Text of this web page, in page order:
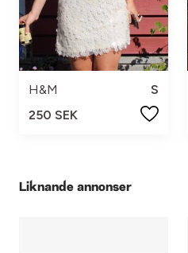
H&M
S
250 SEK
Liknande annonser